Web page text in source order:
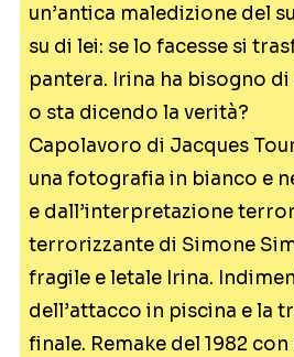
un’antica maledizione del
su di lei: se lo facesse si
pantera. Irina ha bisogno
o sta dicendo la verità?
Capolavoro di Jacques
una fotografia in bianco e
e dall’interpretazione
terrorizzante di Simone
fragile e letale Irina.
dell’attacco in piscina e la
finale. Remake del 1982